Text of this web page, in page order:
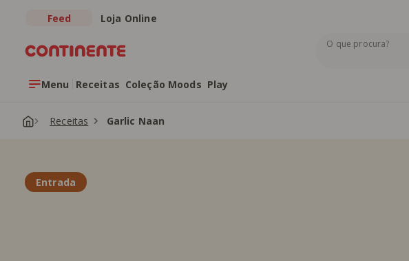
Saltar para o conteúdo principal
Feed Loja Online
Os resultados
O que procura?
Menu Receitas Coleção Moods Play
Receitas Garlic Naan
Entrada